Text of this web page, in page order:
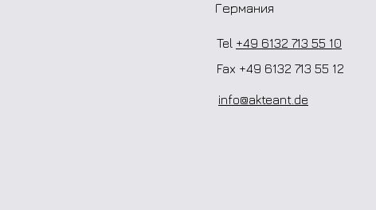
Германия
Tel +49 6132 713 55 10
Fax +49 6132 713 55 12
info@akteant.de